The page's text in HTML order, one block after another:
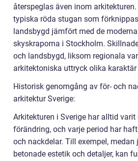
återspeglas även inom
typiska röda stugan som
landsbygd jämfört med de
skyskraporna i Stockholm.
och landsbygd, liksom regionala
arkitektoniska uttryck olika
Historisk genomgång av för- och
arkitektur Sverige:
Arkitekturen i Sverige har alltid
förändring, och varje period har
och nackdelar. Till exempel, medan
betonade estetik och detaljer, kan